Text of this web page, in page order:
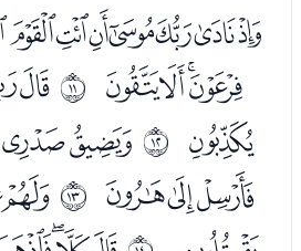
ﮦﮧﮨﮩ ﰊ
ﮰ ﰋ
ﯘﯙﯚ ﰌ